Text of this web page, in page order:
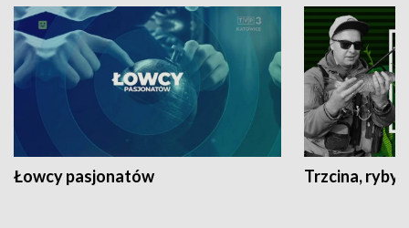
Łowcy pasjonatów Trzcina, ryby